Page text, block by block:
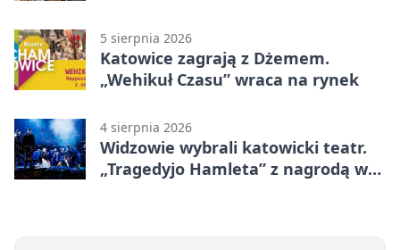
5 sierpnia 2026
Katowice zagrają z Dżemem.
„Wehikuł Czasu” wraca na rynek
4 sierpnia 2026
Widzowie wybrali katowicki teatr.
„Tragedyjo Hamleta” z nagrodą w